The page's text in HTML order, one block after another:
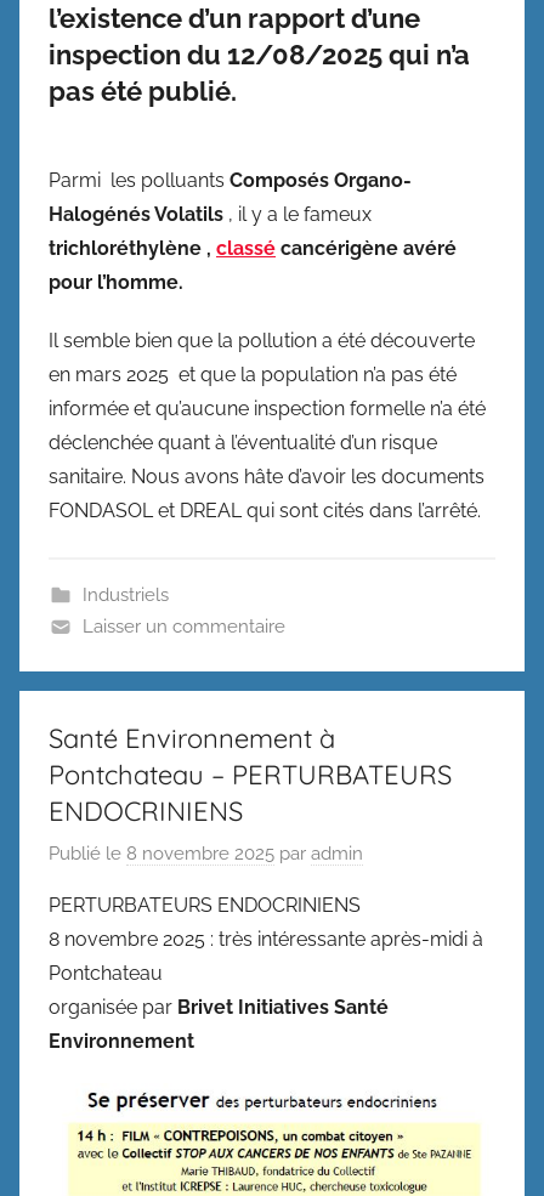
l’existence d’un rapport d’une
inspection du 12/08/2025 qui n’a
pas été publié.
Parmi les polluants Composés Organo-
Halogénés Volatils , il y a le fameux
trichloréthylène , classé cancérigène avéré
pour l’homme.
Il semble bien que la pollution a été découverte
en mars 2025 et que la population n’a pas été
informée et qu’aucune inspection formelle n’a été
déclenchée quant à l’éventualité d’un risque
sanitaire. Nous avons hâte d’avoir les documents
FONDASOL et DREAL qui sont cités dans l’arrêté.
Industriels
Laisser un commentaire
Santé Environnement à
Pontchateau – PERTURBATEURS
ENDOCRINIENS
Publié le 8 novembre 2025 par admin
PERTURBATEURS ENDOCRINIENS
8 novembre 2025 : très intéressante après-midi à
Pontchateau
organisée par Brivet Initiatives Santé
Environnement